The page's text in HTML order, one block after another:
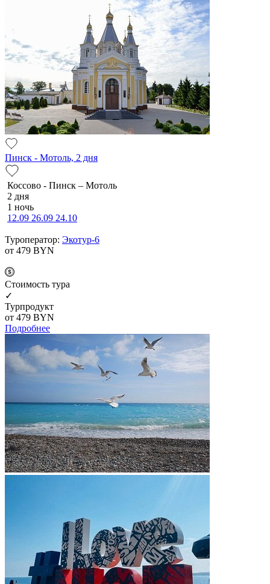
Пинск - Мотоль, 2 дня
Коссово - Пинск – Мотоль
2 дня
1 ночь
12.09 26.09 24.10
Туроператор: Экотур-6
от 479 BYN
Cтоимость тура
✓
Турпродукт
от 479 BYN
Подробнее